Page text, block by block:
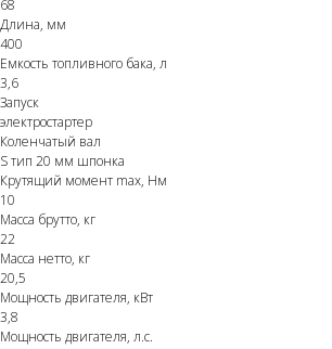
68
Длина, мм
400
Емкость топливного бака, л
3,6
Запуск
электростартер
Коленчатый вал
S тип 20 мм шпонка
Крутящий момент max, Hм
10
Масса брутто, кг
22
Масса нетто, кг
20,5
Мощность двигателя, кВт
3,8
Мощность двигателя, л.с.